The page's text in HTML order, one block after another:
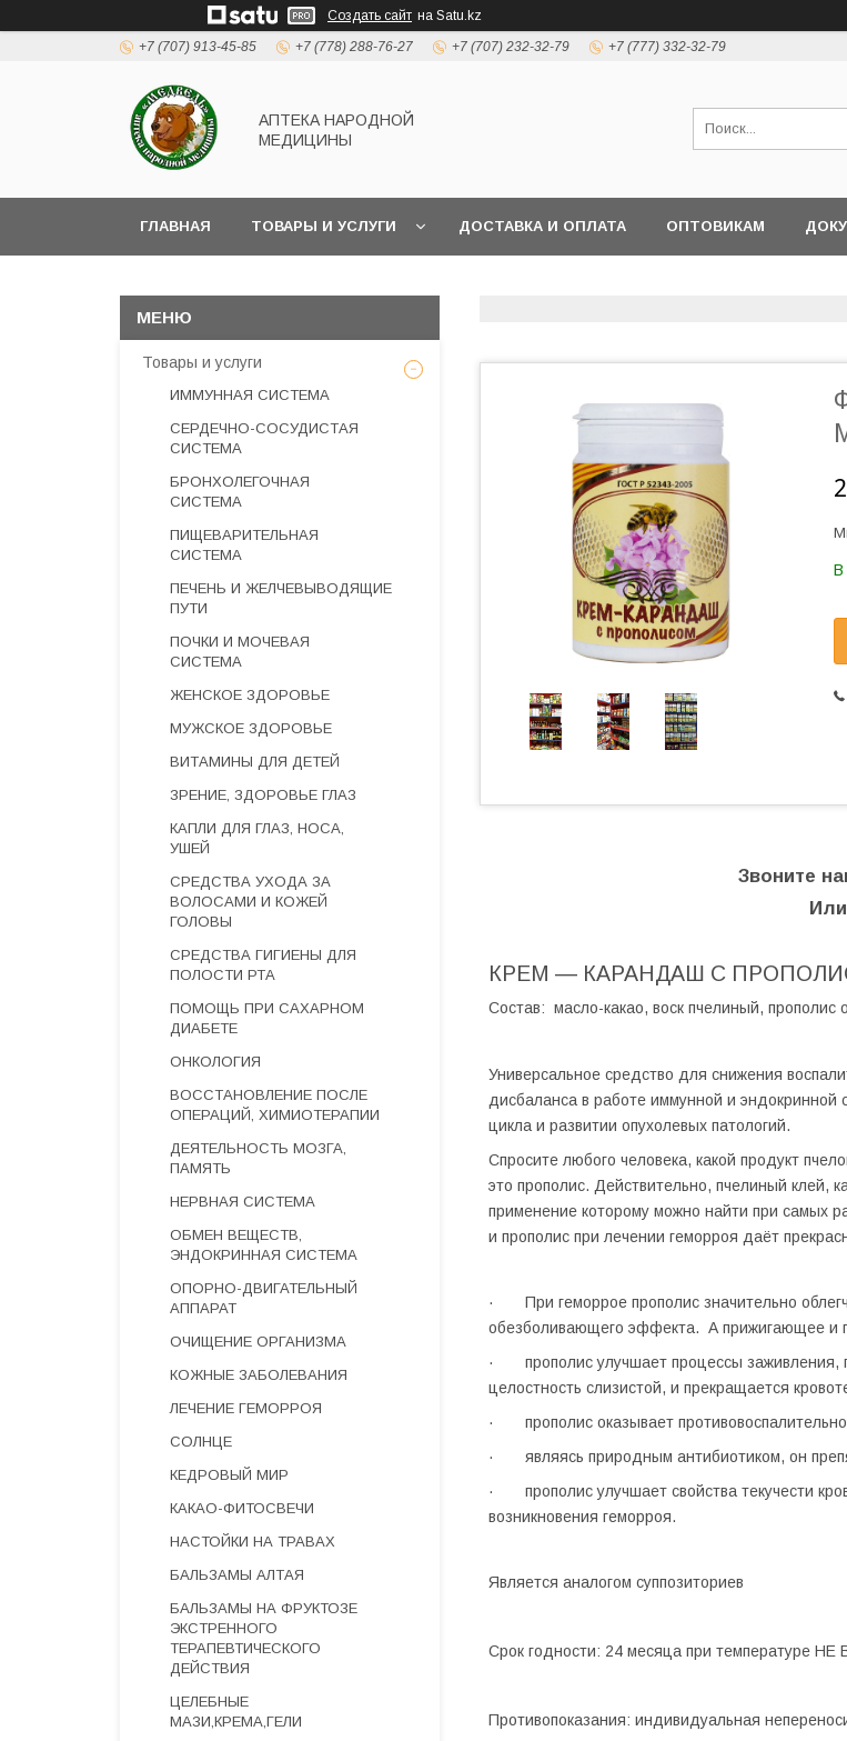
Создать сайт на Satu.kz
+7 (707) 913-45-85 +7 (778) 288-76-27 +7 (707) 232-32-79 +7 (777) 332-32-79
АПТЕКА НАРОДНОЙ
МЕДИЦИНЫ
ГЛАВНАЯ ТОВАРЫ И УСЛУГИ ДОСТАВКА И ОПЛАТА ОПТОВИКАМ
В
Звоните
КРЕМ ― КАРАНДАШ С
Состав: масло-какао, воск пчелиный, прополис
Универсальное средство для снижения
дисбаланса в работе иммунной и
цикла и развитии опухолевых патологий.
Спросите любого человека, какой продукт
это прополис. Действительно, пчелиный клей,
применение которому можно найти при самых
и прополис при лечении геморроя даёт
· При геморрое прополис значительно
обезболивающего эффекта. А прижигающее и
· прополис улучшает процессы заживления,
целостность слизистой, и прекращается
· прополис оказывает
· являясь природным антибиотиком, он
· прополис улучшает свойства текучести
возникновения геморроя.
Является аналогом суппозиториев
Срок годности: 24 месяца при температуре
Противопоказания: индивидуальная
Товары и услуги
ИММУННАЯ СИСТЕМА
СЕРДЕЧНО-СОСУДИСТАЯ
СИСТЕМА
БРОНХОЛЕГОЧНАЯ
СИСТЕМА
ПИЩЕВАРИТЕЛЬНАЯ
СИСТЕМА
ПЕЧЕНЬ И ЖЕЛЧЕВЫВОДЯЩИЕ
ПУТИ
ПОЧКИ И МОЧЕВАЯ
СИСТЕМА
ЖЕНСКОЕ ЗДОРОВЬЕ
МУЖСКОЕ ЗДОРОВЬЕ
ВИТАМИНЫ ДЛЯ ДЕТЕЙ
ЗРЕНИЕ, ЗДОРОВЬЕ ГЛАЗ
КАПЛИ ДЛЯ ГЛАЗ, НОСА,
УШЕЙ
СРЕДСТВА УХОДА ЗА
ВОЛОСАМИ И КОЖЕЙ
ГОЛОВЫ
СРЕДСТВА ГИГИЕНЫ ДЛЯ
ПОЛОСТИ РТА
ПОМОЩЬ ПРИ САХАРНОМ
ДИАБЕТЕ
ОНКОЛОГИЯ
ВОССТАНОВЛЕНИЕ ПОСЛЕ
ОПЕРАЦИЙ, ХИМИОТЕРАПИИ
ДЕЯТЕЛЬНОСТЬ МОЗГА,
ПАМЯТЬ
НЕРВНАЯ СИСТЕМА
ОБМЕН ВЕЩЕСТВ,
ЭНДОКРИННАЯ СИСТЕМА
ОПОРНО-ДВИГАТЕЛЬНЫЙ
АППАРАТ
ОЧИЩЕНИЕ ОРГАНИЗМА
КОЖНЫЕ ЗАБОЛЕВАНИЯ
ЛЕЧЕНИЕ ГЕМОРРОЯ
СОЛНЦЕ
КЕДРОВЫЙ МИР
КАКАО-ФИТОСВЕЧИ
НАСТОЙКИ НА ТРАВАХ
БАЛЬЗАМЫ АЛТАЯ
БАЛЬЗАМЫ НА ФРУКТОЗЕ
ЭКСТРЕННОГО
ТЕРАПЕВТИЧЕСКОГО
ДЕЙСТВИЯ
ЦЕЛЕБНЫЕ
МАЗИ,КРЕМА,ГЕЛИ